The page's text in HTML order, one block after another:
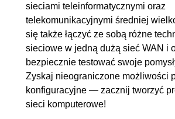
2.
2.12. Konfiguracja tras
statycznych
2.13. Konfiguracja
uwierzytelnienia pomiędzy
routerami OSPF
sieciami teleinformatycznymi oraz
telekomunikacyjnymi średniej
się także łączyć ze sobą różne
sieciowe w jedną dużą sieć WAN i
bezpiecznie testować swoje
Zyskaj nieograniczone możliwości
konfiguracyjne — zacznij tworzyć
sieci komputerowe!